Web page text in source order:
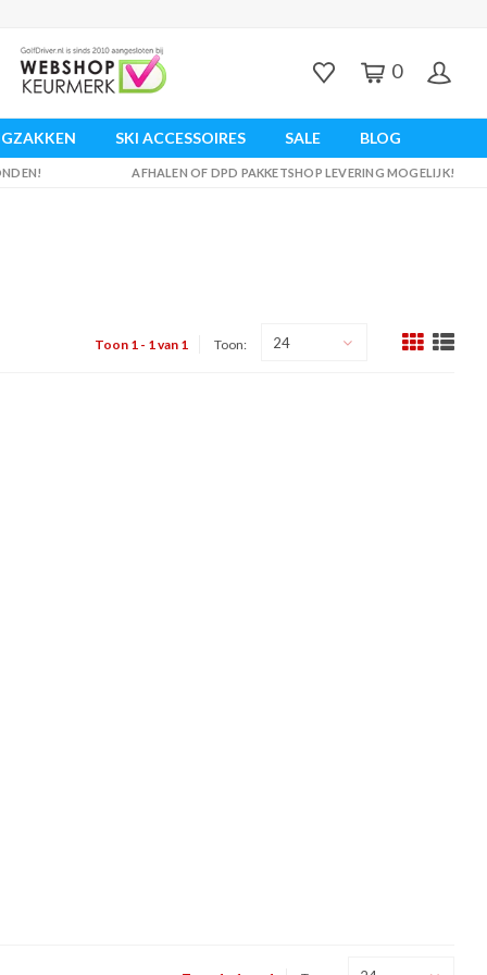
0
SKI ACCESSOIRES SALE BLOG
AFHALEN OF DPD PAKKETSHOP LEVERING MOGELIJK!
Toon 1 - 1 van 1 Toon: 24